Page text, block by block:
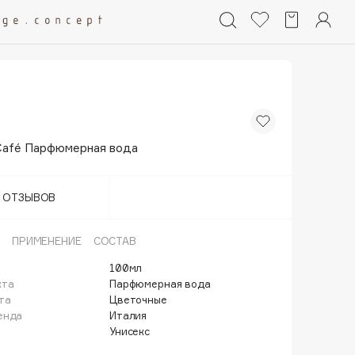
Парфюмерная вода
ОТЗЫВОВ
ПРИМЕНЕНИЕ СОСТАВ
100мл
Парфюмерная вода
Цветочные
Италия
Унисекс